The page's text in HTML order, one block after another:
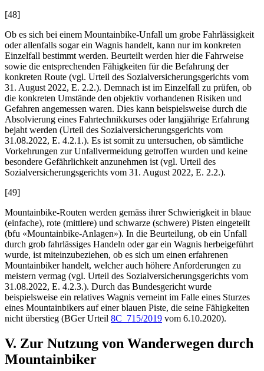
[48]
Ob es sich bei einem Mountainbike-Unfall um grobe Fahrlässigkeit
oder allenfalls sogar ein Wagnis handelt, kann nur im konkreten
Einzelfall bestimmt werden. Beurteilt werden hier die Fahrweise
sowie die entsprechenden Fähigkeiten für die Befahrung der
konkreten Route (vgl. Urteil des Sozialversicherungsgerichts vom
31. August 2022, E. 2.2.). Demnach ist im Einzelfall zu prüfen, ob
die konkreten Umstände den objektiv vorhandenen Risiken und
Gefahren angemessen waren. Dies kann beispielsweise durch die
Absolvierung eines Fahrtechnikkurses oder langjährige Erfahrung
bejaht werden (Urteil des Sozialversicherungsgerichts vom
31.08.2022, E. 4.2.1.). Es ist somit zu untersuchen, ob sämtliche
Vorkehrungen zur Unfallvermeidung getroffen wurden und keine
besondere Gefährlichkeit anzunehmen ist (vgl. Urteil des
Sozialversicherungsgerichts vom 31. August 2022, E. 2.2.).
[49]
Mountainbike-Routen werden gemäss ihrer Schwierigkeit in blaue
(einfache), rote (mittlere) und schwarze (schwere) Pisten eingeteilt
(bfu «Mountainbike-Anlagen»). In die Beurteilung, ob ein Unfall
durch grob fahrlässiges Handeln oder gar ein Wagnis herbeigeführt
wurde, ist miteinzubeziehen, ob es sich um einen erfahrenen
Mountainbiker handelt, welcher auch höhere Anforderungen zu
meistern vermag (vgl. Urteil des Sozialversicherungsgerichts vom
31.08.2022, E. 4.2.3.). Durch das Bundesgericht wurde
beispielsweise ein relatives Wagnis verneint im Falle eines Sturzes
eines Mountainbikers auf einer blauen Piste, die seine Fähigkeiten
nicht überstieg (BGer Urteil 8C_715/2019 vom 6.10.2020).
V. Zur Nutzung von Wanderwegen durch
Mountainbiker